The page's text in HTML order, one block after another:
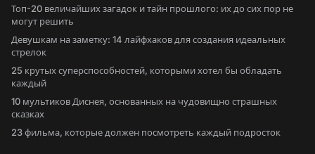
Топ-20 величайших загадок и тайн прошлого: их до сих пор не
могут решить
Девушкам на заметку: 14 лайфхаков для создания идеальных
стрелок
25 крутых суперспособностей, которыми хотел бы обладать
каждый
10 мультиков Диснея, основанных на чудовищно страшных
сказках
23 фильма, которые должен посмотреть каждый подросток